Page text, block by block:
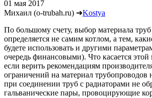
01 мая 2017
Михаил (o-trubah.ru) ➜Kostya
По большому счету, выбор материала
определяется не самим котлом, а тем,
будете использовать и другими
очередь финансовыми). Что касается этой
если верить рекомендациям
ограничений на материал трубопроводов
при соединении труб с радиаторами не
гальванические пары, провоцирующие